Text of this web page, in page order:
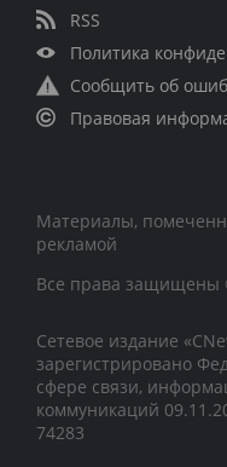
RSS
Политика
Сообщить об
Правовая
Материалы,
рекламой
Все права защищены
Сетевое издание
зарегистрировано
сфере связи,
коммуникаций
74283